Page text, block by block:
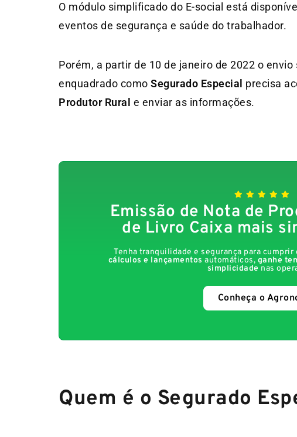
O módulo simplificado do E-social está
eventos de segurança e saúde do trabalhador.
Porém, a partir de 10 de janeiro de 2022 o
enquadrado como Segurado Especial precisa
Produtor Rural e enviar as informações.
Emissão de Nota de
de Livro Caixa mais
Tenha tranquilidade e segurança para cumprir
cálculos e lançamentos automáticos, ganhe
simplicidade nas
Conheça o
Quem é o Segurado